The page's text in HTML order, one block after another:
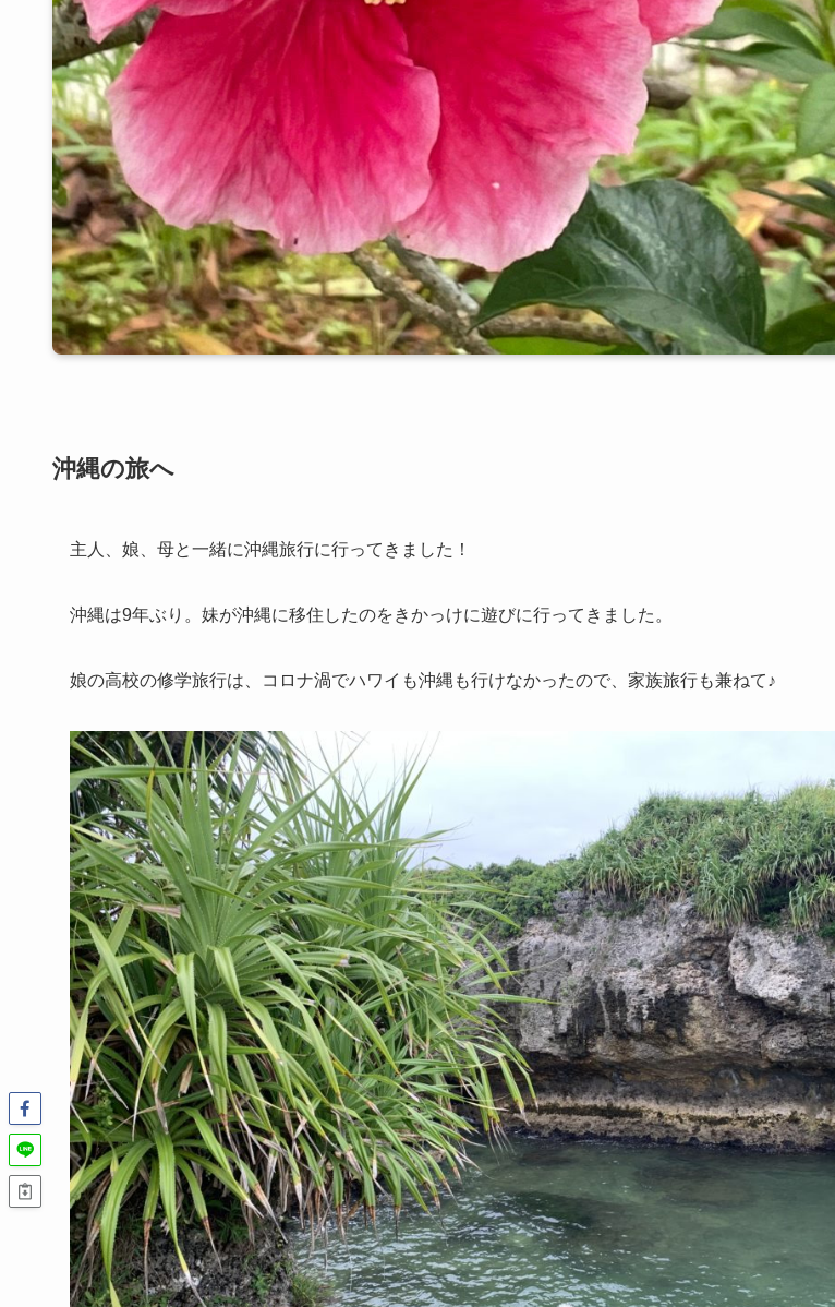
沖縄の旅へ
主人、娘、母と一緒に沖縄旅行に行ってきました！
沖縄は9年ぶり。妹が沖縄に移住したのをきかっけに遊びに行ってきました。
娘の高校の修学旅行は、コロナ渦でハワイも沖縄も行けなかったので、家族旅行も兼ねて♪